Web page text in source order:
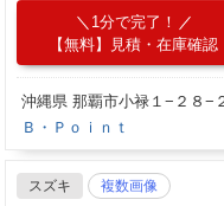
1分で完了！
【無料】見積・在庫確認
沖縄県 那覇市小禄１−２８−
Ｂ・Ｐｏｉｎｔ
スズキ 複数画像